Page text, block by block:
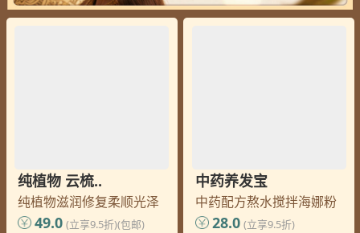
纯植物 云梳..
纯植物滋润修复柔顺光泽
49.0 (立享9.5折)(包邮)
中药养发宝
中药配方熬水搅拌海娜粉
28.0 (立享9.5折)